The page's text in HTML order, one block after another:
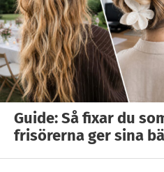
Guide: Så fixar du
frisörerna ger sina